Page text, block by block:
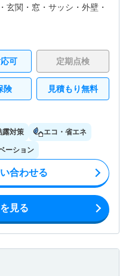
玄関・ 窓・サッシ・ 外壁・
可 定期点検
険 見積もり無料
露対策 エコ・省エネ
ーション
合わせる
見る